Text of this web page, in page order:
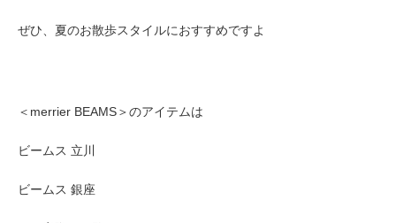
ぜひ、夏のお散歩スタイルにおすすめですよ
＜merrier BEAMS＞のアイテムは
ビームス 立川
ビームス 銀座